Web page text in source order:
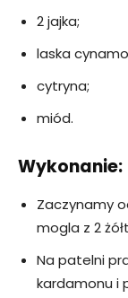
2 jajka;
laska
cytryna;
miód.
Wykonanie:
Zaczynamy
mogla z 2
Na patelni
kardamonu i